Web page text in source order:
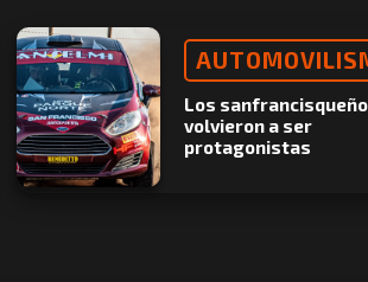
Los
volvieron a ser
protagonistas